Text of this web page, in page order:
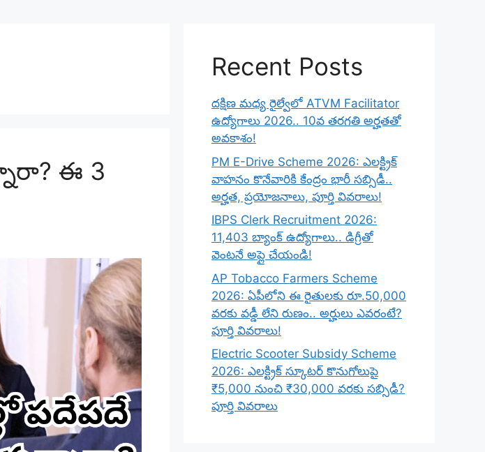
ఈ 3
Recent Posts
దక్షిణ మధ్య రైల్వేలో ATVM Facilitator
ఉద్యోగాలు 2026.. 10వ తరగతి అర్హతతో
అవకాశం!
PM E-Drive Scheme 2026: ఎలక్ట్రిక్
వాహనం కొనేవారికి కేంద్రం భారీ సబ్సిడీ..
అర్హత, ప్రయోజనాలు, పూర్తి వివరాలు!
IBPS Clerk Recruitment 2026:
11,403 బ్యాంక్ ఉద్యోగాలు.. డిగ్రీతో
వెంటనే అప్లై చేయండి!
AP Tobacco Farmers Scheme
2026: ఏపీలోని ఈ రైతులకు రూ.50,000
వరకు వడ్డీ లేని రుణం.. అర్హులు ఎవరంటే?
పూర్తి వివరాలు!
Electric Scooter Subsidy Scheme
2026: ఎలక్ట్రిక్ స్కూటర్ కొనుగోలుపై
₹5,000 నుంచి ₹30,000 వరకు సబ్సిడీ?
పూర్తి వివరాలు